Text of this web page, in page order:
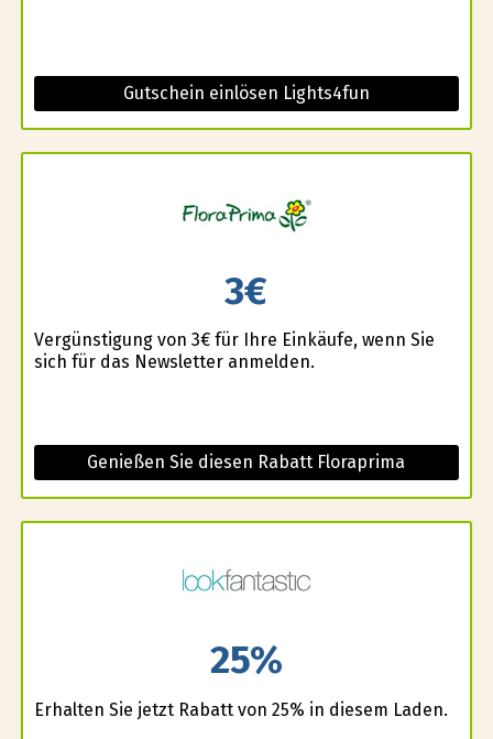
Gutschein einlösen Lights4fun
3€
Vergünstigung von 3€ für Ihre Einkäufe, wenn Sie
sich für das Newsletter anmelden.
Genießen Sie diesen Rabatt Floraprima
25%
Erhalten Sie jetzt Rabatt von 25% in diesem Laden.